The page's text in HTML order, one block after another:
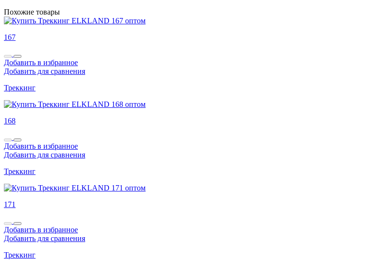
Похожие товары
167
Добавить в избранное
Добавить для сравнения
Треккинг
168
Добавить в избранное
Добавить для сравнения
Треккинг
171
Добавить в избранное
Добавить для сравнения
Треккинг